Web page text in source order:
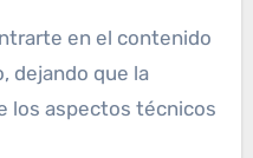
en el contenido
dejando que la
los aspectos técnicos